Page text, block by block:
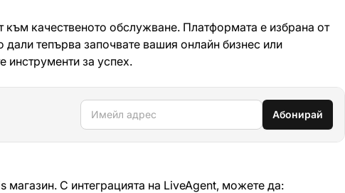
качественото обслужване. Платформата е избрана от
тепърва започвате вашия онлайн бизнес или
за успех.
Имейл адрес Абонирай
магазин. С интеграцията на LiveAgent, можете да: